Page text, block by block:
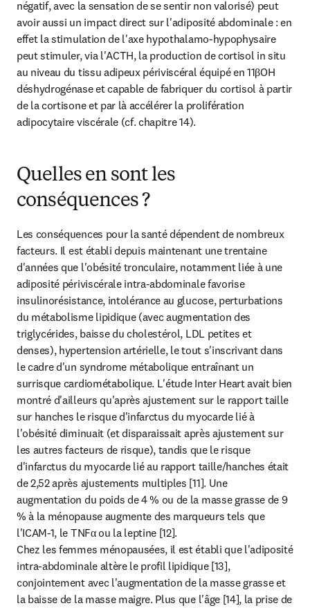
négatif, avec la sensation de se sentir non valorisé) peut
avoir aussi un impact direct sur l'adiposité abdominale : en
effet la stimulation de l'axe hypothalamo-hypophysaire
peut stimuler, via l'ACTH, la production de cortisol in situ
au niveau du tissu adipeux périviscéral équipé en 11βOH
déshydrogénase et capable de fabriquer du cortisol à partir
de la cortisone et par là accélérer la prolifération
adipocytaire viscérale (cf. chapitre 14).
Quelles en sont les
conséquences ?
Les conséquences pour la santé dépendent de nombreux
facteurs. Il est établi depuis maintenant une trentaine
d'années que l'obésité tronculaire, notamment liée à une
adiposité périviscérale intra-abdominale favorise
insulinorésistance, intolérance au glucose, perturbations
du métabolisme lipidique (avec augmentation des
triglycérides, baisse du cholestérol, LDL petites et
denses), hypertension artérielle, le tout s'inscrivant dans
le cadre d'un syndrome métabolique entraînant un
surrisque cardiométabolique. L'étude Inter Heart avait bien
montré d'ailleurs qu'après ajustement sur le rapport taille
sur hanches le risque d'infarctus du myocarde lié à
l'obésité diminuait (et disparaissait après ajustement sur
les autres facteurs de risque), tandis que le risque
d'infarctus du myocarde lié au rapport taille/hanches était
de 2,52 après ajustements multiples [11]. Une
augmentation du poids de 4 % ou de la masse grasse de 9
% à la ménopause augmente des marqueurs tels que
l'ICAM-1, le TNFα ou la leptine [12].
Chez les femmes ménopausées, il est établi que l'adiposité
intra-abdominale altère le profil lipidique [13],
conjointement avec l'augmentation de la masse grasse et
la baisse de la masse maigre. Plus que l'âge [14], la prise de